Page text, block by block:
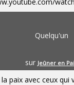
Quelqu'un
sur Jeûner en
la paix avec ceux